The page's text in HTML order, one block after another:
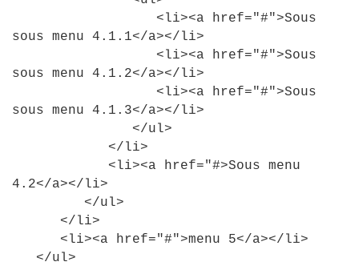
<li><a href="#">Sous
sous
menu 4 . 1 . 1</a></li>
<li><a href="#">Sous
sous
menu 4 . 1 . 2</a></li>
<li><a href="#">Sous
sous
menu 4 . 1 . 3</a></li>
</ul>
</li>
<li><a href="#>Sous
menu
4 . 2</a></li>
</ul>
</li>
<li><a href="#">menu 5</a></li>
</ul>